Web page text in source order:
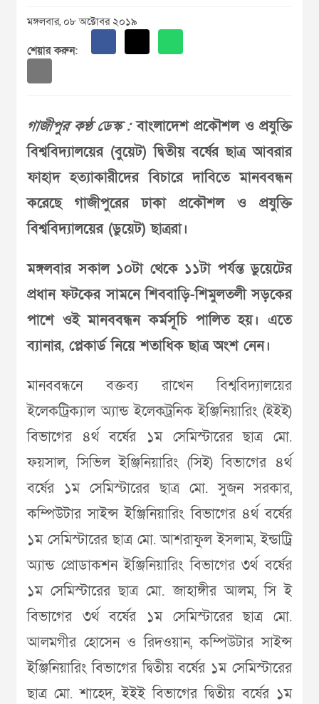
মঙ্গলবার, ০৮ অক্টোবর ২০১৯
শেয়ার করুন:
গাজীপুর কণ্ঠ ডেস্ক :বাংলাদেশ প্রকৌশল ও প্রযুক্তি
বিশ্ববিদ্যালয়ের (বুয়েট) দ্বিতীয় বর্ষের ছাত্র আবরার
ফাহাদ হত্যাকারীদের বিচারে দাবিতে মানববন্ধন
করেছে গাজীপুরের ঢাকা প্রকৌশল ও প্রযুক্তি
বিশ্ববিদ্যালয়ের (ডুয়েট) ছাত্ররা।
মঙ্গলবার সকাল ১০টা থেকে ১১টা পর্যন্ত ডুয়েটের
প্রধান ফটকের সামনে শিববাড়ি-শিমুলতলী সড়কের
পাশে ওই মানববন্ধন কর্মসূচি পালিত হয়। এতে
ব্যানার, প্লেকার্ড নিয়ে শতাধিক ছাত্র অংশ নেন।
মানববন্ধনে বক্তব্য রাখেন বিশ্ববিদ্যালয়ের
ইলেকট্রিক্যাল অ্যান্ড ইলেকট্রনিক ইঞ্জিনিয়ারিং (ইইই)
বিভাগের ৪র্থ বর্ষের ১ম সেমিস্টারের ছাত্র মো.
ফয়সাল, সিভিল ইঞ্জিনিয়ারিং (সিই) বিভাগের ৪র্থ
বর্ষের ১ম সেমিস্টারের ছাত্র মো. সুজন সরকার,
কম্পিউটার সাইন্স ইঞ্জিনিয়ারিং বিভাগের ৪র্থ বর্ষের
১ম সেমিস্টারের ছাত্র মো. আশরাফুল ইসলাম, ইন্ডাট্রি
অ্যান্ড প্রোডাকশন ইঞ্জিনিয়ারিং বিভাগের ৩র্থ বর্ষের
১ম সেমিস্টারের ছাত্র মো. জাহাঙ্গীর আলম, সি ই
বিভাগের ৩র্থ বর্ষের ১ম সেমিস্টারের ছাত্র মো.
আলমগীর হোসেন ও রিদওয়ান, কম্পিউটার সাইন্স
ইঞ্জিনিয়ারিং বিভাগের দ্বিতীয় বর্ষের ১ম সেমিস্টারের
ছাত্র মো. শাহেদ, ইইই বিভাগের দ্বিতীয় বর্ষের ১ম